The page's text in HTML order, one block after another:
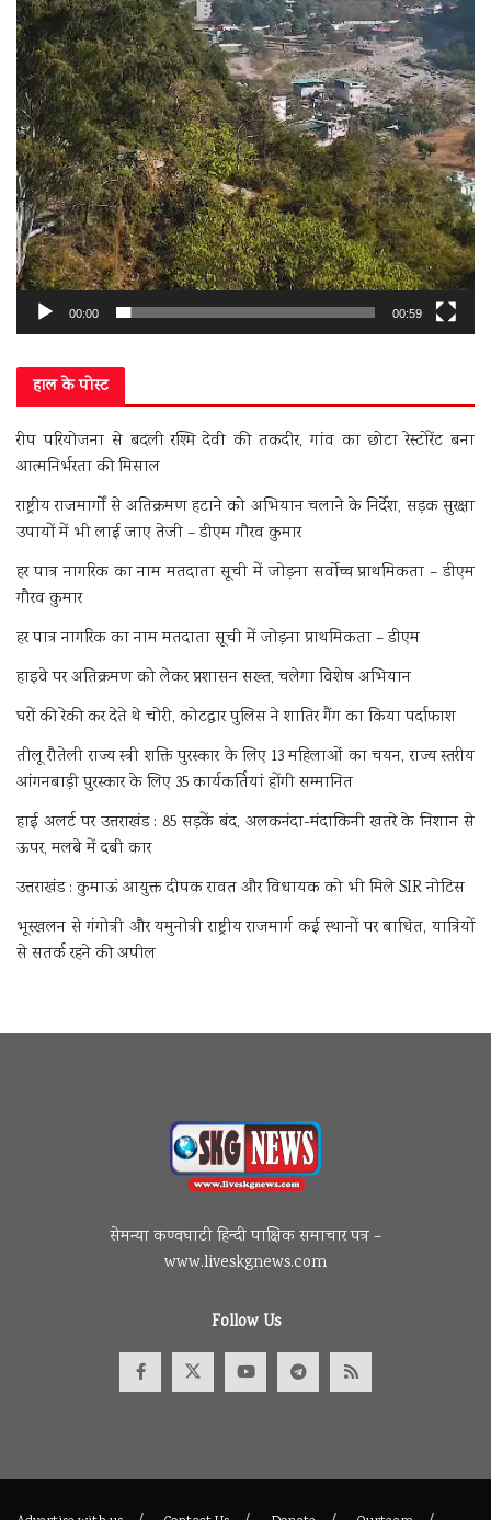
00:00 00:59
हाल के पोस्ट
रीप परियोजना से बदली रश्मि देवी की तकदीर, गांव का छोटा रेस्टोरेंट बना
आत्मनिर्भरता की मिसाल
राष्ट्रीय राजमार्गों से अतिक्रमण हटाने को अभियान चलाने के निर्देश, सड़क सुरक्षा
उपायों में भी लाई जाए तेजी – डीएम गौरव कुमार
हर पात्र नागरिक का नाम मतदाता सूची में जोड़ना सर्वोच्च प्राथमिकता – डीएम
गौरव कुमार
हर पात्र नागरिक का नाम मतदाता सूची में जोड़ना प्राथमिकता – डीएम
हाइवे पर अतिक्रमण को लेकर प्रशासन सख्त, चलेगा विशेष अभियान
घरों की रेकी कर देते थे चोरी, कोटद्वार पुलिस ने शातिर गैंग का किया पर्दाफाश
तीलू रौतेली राज्य स्त्री शक्ति पुरस्कार के लिए 13 महिलाओं का चयन, राज्य स्तरीय
आंगनबाड़ी पुरस्कार के लिए 35 कार्यकर्तियां होंगी सम्मानित
हाई अलर्ट पर उत्तराखंड : 85 सड़कें बंद, अलकनंदा-मंदाकिनी खतरे के निशान से
ऊपर, मलबे में दबी कार
उत्तराखंड : कुमाऊं आयुक्त दीपक रावत और विधायक को भी मिले SIR नोटिस
भूस्खलन से गंगोत्री और यमुनोत्री राष्ट्रीय राजमार्ग कई स्थानों पर बाधित, यात्रियों
से सतर्क रहने की अपील
सेमन्या कण्वघाटी हिन्दी पाक्षिक समाचार पत्र –
www.liveskgnews.com
Follow Us